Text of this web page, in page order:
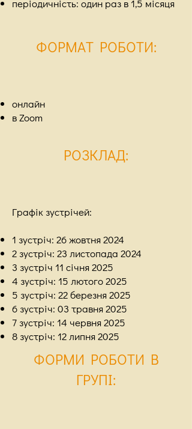
періодичність: один раз в 1,5 місяця
ФОРМАТ РОБОТИ:
онлайн
в Zoom
РОЗКЛАД:
Графік зустрічей:​
1 зустріч: 26 жовтня 2024
2 зустріч: 23 листопада 2024
3 зустріч 11 січня 2025
4 зустріч: 15 лютого 2025
5 зустріч: 22 березня 2025
6 зустріч: 03 травня 2025
7 зустріч: 14 червня 2025
8 зустріч: 12 липня 2025
ФОРМИ РОБОТИ В
ГРУПІ: